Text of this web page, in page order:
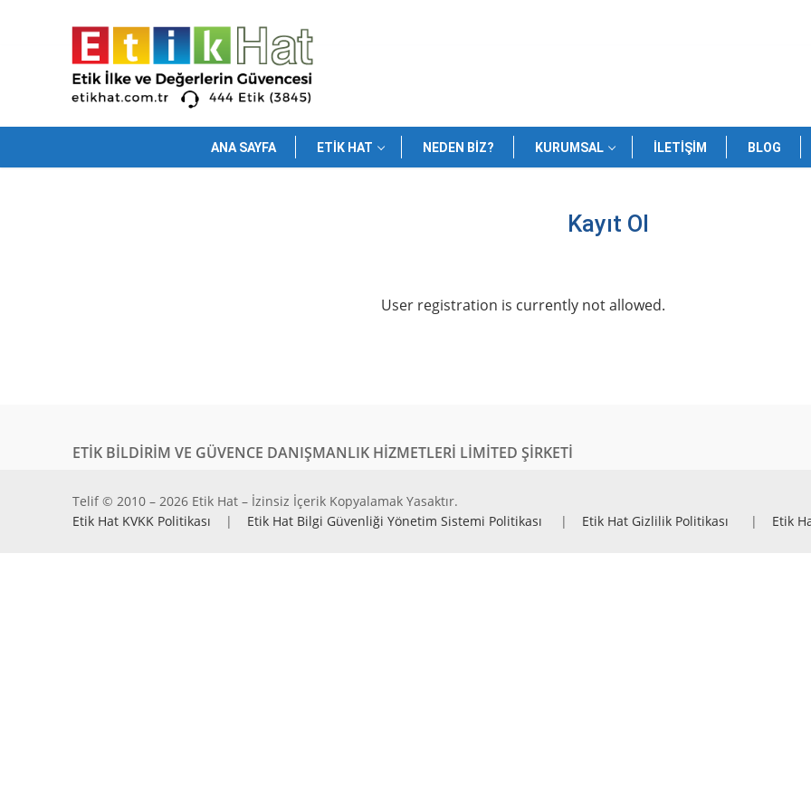
ANA SAYFA ETIK HAT NEDEN BIZ? KURUMSAL İLETIŞIM BLOG
Kayıt Ol
User registration is currently not allowed.
ETİK BİLDİRİM VE GÜVENCE DANIŞMANLIK HİZMETLERİ LİMİTED ŞİRKETİ
Telif © 2010 – 2026 Etik Hat – İzinsiz İçerik Kopyalamak Yasaktır.
Etik Hat KVKK Politikası | Etik Hat Bilgi Güvenliği Yönetim Sistemi Politikası | Etik Hat Gizlilik Politikası | Etik